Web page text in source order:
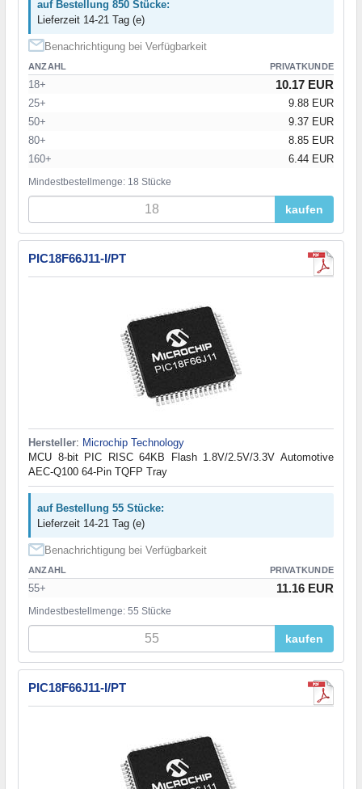
auf Bestellung 850 Stücke:
Lieferzeit 14-21 Tag (e)
Benachrichtigung bei Verfügbarkeit
ANZAHL PRIVATKUNDE
18+ 10.17 EUR
25+
9.88 EUR
50+
9.37 EUR
80+
8.85 EUR
160+
6.44 EUR
Mindestbestellmenge: 18 Stücke
kaufen
PIC18F66J11-I/PT
Hersteller: Microchip Technology
MCU 8-bit PIC RISC 64KB Flash 1.8V/2.5V/3.3V Automotive
AEC-Q100 64-Pin TQFP Tray
auf Bestellung 55 Stücke:
Lieferzeit 14-21 Tag (e)
Benachrichtigung bei Verfügbarkeit
ANZAHL PRIVATKUNDE
55+ 11.16 EUR
Mindestbestellmenge: 55 Stücke
kaufen
PIC18F66J11-I/PT